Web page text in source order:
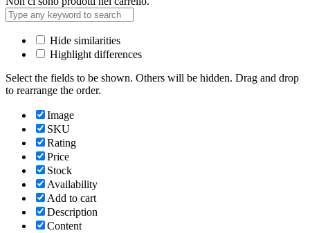
Hide similarities
Highlight differences
Select the fields to be shown. Others will be hidden. Drag and drop
to rearrange the order.
Image
SKU
Rating
Price
Stock
Availability
Add to cart
Description
Content